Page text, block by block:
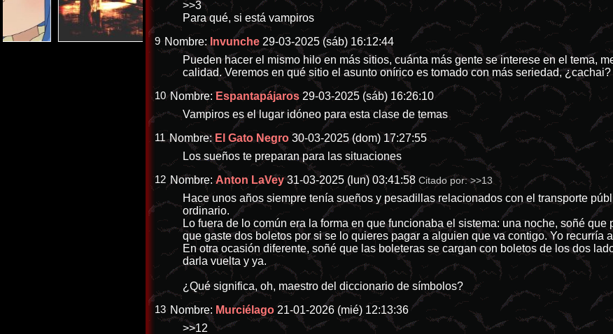
>>3
Para qué, si está vampiros
9 Nombre: Invunche 29-03-2025 (sáb) 16:12:44
Pueden hacer el mismo hilo en más sitios, cuánta más gente se interese en el tema,
calidad. Veremos en qué sitio el asunto onírico es tomado con más seriedad, ¿cachai?
10 Nombre:Espantapájaros 29-03-2025 (sáb) 16:26:10
Vampiros es el lugar idóneo para esta clase de temas
11 Nombre: El Gato Negro 30-03-2025 (dom) 17:27:55
Los sueños te preparan para las situaciones
12 Nombre:Anton LaVey 31-03-2025 (lun) 03:41:58 Citado por:>>13
Hace unos años siempre tenía sueños y pesadillas relacionados con el transporte
ordinario.
Lo fuera de lo común era la forma en que funcionaba el sistema: una noche, soñé
que gaste dos boletos por si se lo quieres pagar a alguien que va contigo. Yo
En otra ocasión diferente, soñé que las boleteras se cargan con boletos de los dos
darla vuelta y ya.
¿Qué significa, oh, maestro del diccionario de símbolos?
13 Nombre: Murciélago 21-01-2026 (mié) 12:13:36
>>12